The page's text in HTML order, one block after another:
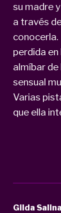
su madre
a través
conocerla.
perdida
almíbar de
sensual
Varias
que ella
Gilda